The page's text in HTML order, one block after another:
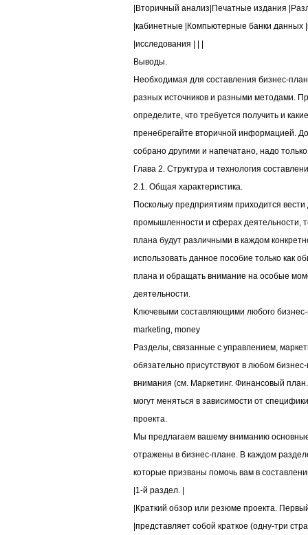
|Вторичный анализ|Печатные издания
|кабинетные |Компьютерные банки данных
|исследования | | |
Выводы.
Необходимая для составления бизнес-
разных источников и разными методами.
определите, что требуется получить и
пренебрегайте вторичной информацией.
собрано другими и напечатано, надо
Глава 2. Структура и технология
2.1. Общая характеристика.
Поскольку предприятиям приходится
промышленности и сферах деятельности,
плана будут различными в каждом
использовать данное пособие только как
плана и обращать внимание на особые
деятельности.
Ключевыми составляющими любого
marketing, money
Разделы, связанные с управлением,
обязательно присутствуют в любом
внимания (см. Маркетинг. Финансовый
могут меняться в зависимости от
проекта.
Мы предлагаем вашему вниманию
отражены в бизнес-плане. В каждом
которые призваны помочь вам в
|1-й раздел. |
|Краткий обзор или резюме проекта.
|представляет собой краткое (одну-три